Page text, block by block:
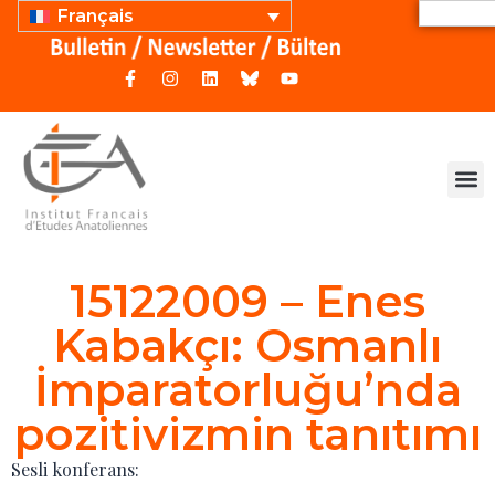
Français
15122009 – Enes
Kabakçı: Osmanlı
İmparatorluğu’nda
pozitivizmin tanıtımı
Sesli konferans: